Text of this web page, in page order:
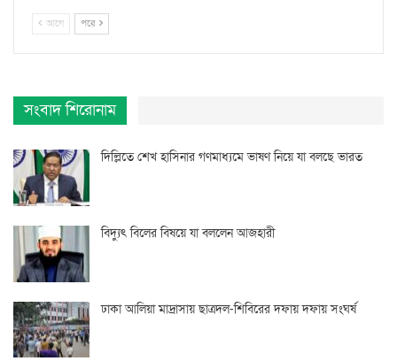
আগে পরে
সংবাদ শিরোনাম
দিল্লিতে শেখ হাসিনার গণমাধ্যমে ভাষণ নিয়ে যা বলছে ভারত
বিদ্যুৎ বিলের বিষয়ে যা বললেন আজহারী
ঢাকা আলিয়া মাদ্রাসায় ছাত্রদল-শিবিরের দফায় দফায় সংঘর্ষ